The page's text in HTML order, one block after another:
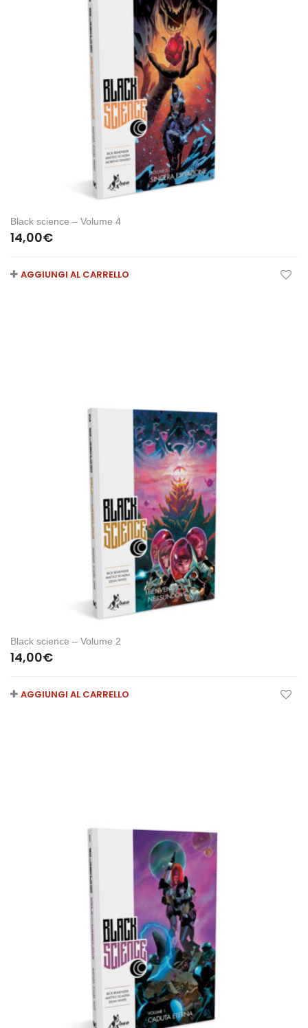
Black science – Volume 4
14,00€
AGGIUNGI AL CARRELLO
Black science – Volume 2
14,00€
AGGIUNGI AL CARRELLO